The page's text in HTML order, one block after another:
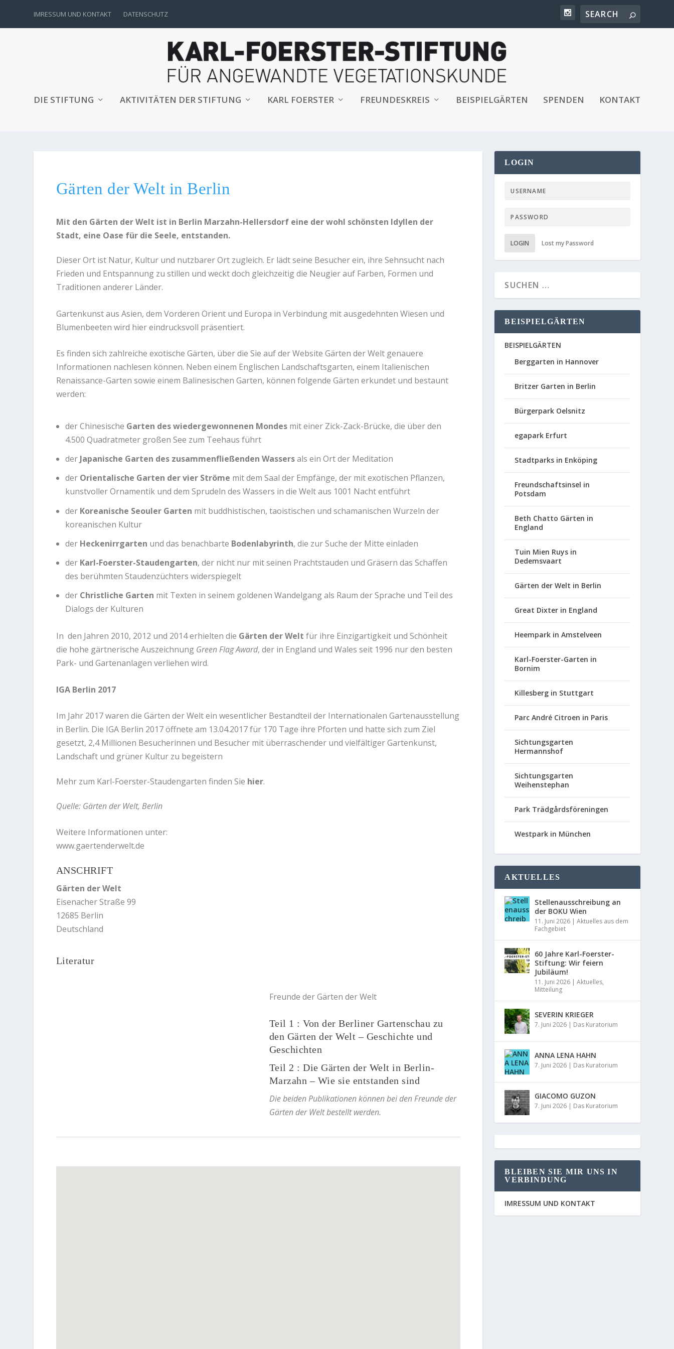
IMRESSUM UND KONTAKT DATENSCHUTZ
DIE STIFTUNG AKTIVITÄTEN DER STIFTUNG KARL FOERSTER FREUNDESKREIS BEISPIELGÄRTEN SPENDEN KONTAKT
Gärten der Welt in Berlin
Mit den Gärten der Welt ist in Berlin Marzahn-Hellersdorf eine der wohl schönsten Idyllen der
Stadt, eine Oase für die Seele, entstanden.
Dieser Ort ist Natur, Kultur und nutzbarer Ort zugleich. Er lädt seine Besucher ein, ihre Sehnsucht nach
Frieden und Entspannung zu stillen und weckt doch gleichzeitig die Neugier auf Farben, Formen und
Traditionen anderer Länder.
Gartenkunst aus Asien, dem Vorderen Orient und Europa in Verbindung mit ausgedehnten Wiesen und
Blumenbeeten wird hier eindrucksvoll präsentiert.
Es finden sich zahlreiche exotische Gärten, über die Sie auf der Website Gärten der Welt genauere
Informationen nachlesen können. Neben einem Englischen Landschaftsgarten, einem Italienischen
Renaissance-Garten sowie einem Balinesischen Garten, können folgende Gärten erkundet und bestaunt
werden:
der Chinesische Garten des wiedergewonnenen Mondes mit einer Zick-Zack-Brücke, die über den
4.500 Quadratmeter großen See zum Teehaus führt
der Japanische Garten des zusammenfließenden Wassersals ein Ort der Meditation
der Orientalische Garten der vier Ströme mit dem Saal der Empfänge, der mit exotischen Pflanzen,
kunstvoller Ornamentik und dem Sprudeln des Wassers in die Welt aus 1001 Nacht entführt
der Koreanische Seouler Garten mit buddhistischen, taoistischen und schamanischen Wurzeln der
koreanischen Kultur
der Heckenirrgarten und das benachbarte Bodenlabyrinth, die zur Suche der Mitte einladen
der Karl-Foerster-Staudengarten, der nicht nur mit seinen Prachtstauden und Gräsern das Schaffen
des berühmten Staudenzüchters widerspiegelt
der Christliche Garten mit Texten in seinem goldenen Wandelgang als Raum der Sprache und Teil des
Dialogs der Kulturen
In den Jahren 2010, 2012 und 2014 erhielten die Gärten der Welt für ihre Einzigartigkeit und Schönheit
die hohe gärtnerische Auszeichnung Green Flag Award, der in England und Wales seit 1996 nur den besten
Park- und Gartenanlagen verliehen wird.
IGA Berlin 2017
Im Jahr 2017 waren die Gärten der Welt ein wesentlicher Bestandteil der Internationalen Gartenausstellung
in Berlin. Die IGA Berlin 2017 öffnete am 13.04.2017 für 170 Tage ihre Pforten und hatte sich zum Ziel
gesetzt, 2,4 Millionen Besucherinnen und Besucher mit überraschender und vielfältiger Gartenkunst,
Landschaft und grüner Kultur zu begeistern
Mehr zum Karl-Foerster-Staudengarten finden Sie hier.
Quelle: Gärten der Welt, Berlin
Weitere Informationen unter:
www.gaertenderwelt.de
ANSCHRIFT
Gärten der Welt
Eisenacher Straße 99
12685 Berlin
Deutschland
Literatur
Freunde der Gärten der Welt
Teil 1 : Von der Berliner Gartenschau zu
den Gärten der Welt – Geschichte und
Geschichten
Teil 2 : Die Gärten der Welt in Berlin-
Marzahn – Wie sie entstanden sind
Die beiden Publikationen können bei denFreunde der
Gärten der Weltbestellt werden.
LOGIN
LOGIN Lost my Password
BEISPIELGÄRTEN
BEISPIELGÄRTEN
Berggarten in Hannover
Britzer Garten in Berlin
Bürgerpark Oelsnitz
egapark Erfurt
Stadtparks in Enköping
Freundschaftsinsel in
Potsdam
Beth Chatto Gärten in
England
Tuin Mien Ruys in
Dedemsvaart
Gärten der Welt in Berlin
Great Dixter in England
Heempark in Amstelveen
Karl-Foerster-Garten in
Bornim
Killesberg in Stuttgart
Parc André Citroen in Paris
Sichtungsgarten
Hermannshof
Sichtungsgarten
Weihenstephan
Park Trädgårdsföreningen
Westpark in München
AKTUELLES
Stellenausschreibung an
der BOKU Wien
11. Juni 2026 |Aktuelles aus dem
Fachgebiet
60 Jahre Karl-Foerster-
Stiftung: Wir feiern
Jubiläum!
11. Juni 2026 |Aktuelles,
Mitteilung
SEVERIN KRIEGER
7. Juni 2026 | Das Kuratorium
ANNA LENA HAHN
7. Juni 2026 | Das Kuratorium
GIACOMO GUZON
7. Juni 2026 | Das Kuratorium
BLEIBEN SIE MIR UNS IN
VERBINDUNG
IMRESSUM UND KONTAKT